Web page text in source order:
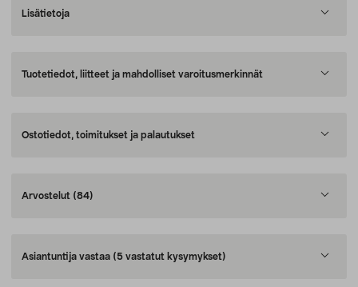
Lisätietoja
Tuotetiedot, liitteet ja mahdolliset varoitusmerkinnät
Ostotiedot, toimitukset ja palautukset
Arvostelut (84)
Asiantuntija vastaa (5 vastatut kysymykset)